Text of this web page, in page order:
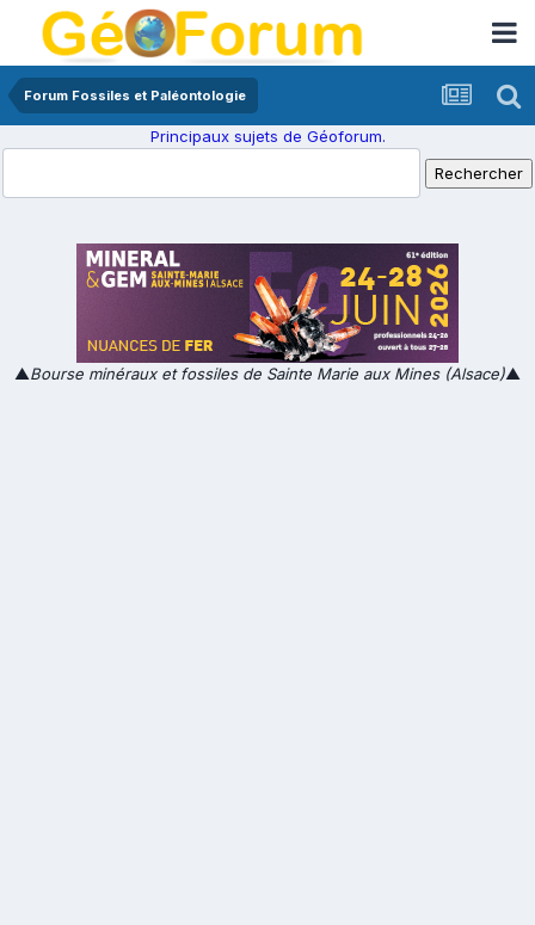
Forum Fossiles et Paléontologie
Principaux sujets de Géoforum.
▲Bourse minéraux et fossiles de Sainte Marie aux Mines (Alsace)▲